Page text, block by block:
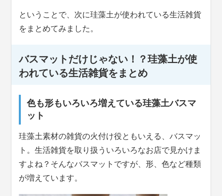
ということで、次に珪藻土が使われている生活雑貨
をまとめてみました。
バスマットだけじゃない！？珪藻土が使
われている生活雑貨をまとめ
色も形もいろいろ増えている珪藻土バスマ
ット
珪藻土素材の雑貨の火付け役ともいえる、バスマッ
ト。生活雑貨を取り扱ういろいろなお店で見かけま
すよね？そんなバスマットですが、形、色など種類
が増えています。